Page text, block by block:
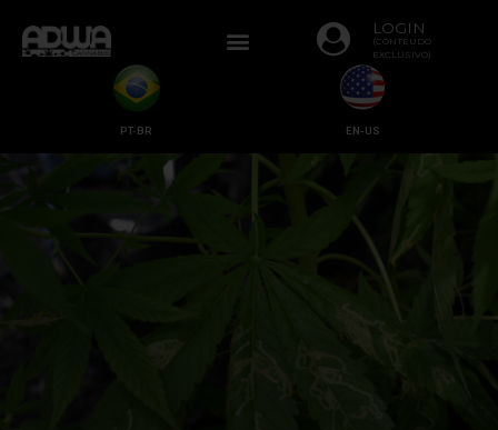
LOGIN
(CONTEUDO
EXCLUSIVO)
PT-BR EN-US